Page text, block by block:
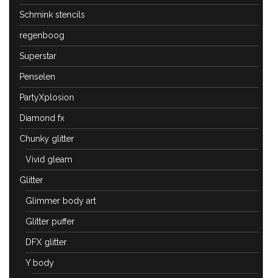
Schmink stencils
regenboog
Superstar
Penselen
PartyXplosion
Diamond fx
Chunky glitter
Vivid gleam
Glitter
Glimmer body art
Glitter puffer
DFX glitter
Y body